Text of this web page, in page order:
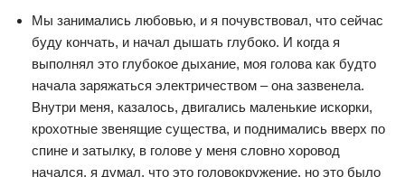
Мы занимались любовью, и я почувствовал, что сейчас
буду кончать, и начал дышать глубоко. И когда я
выполнял это глубокое дыхание, моя голова как будто
начала заряжаться электричеством – она зазвенела.
Внутри меня, казалось, двигались маленькие искорки,
крохотные звенящие существа, и поднимались вверх по
спине и затылку, в голове у меня словно хоровод
начался, я думал, что это головокружение, но это было